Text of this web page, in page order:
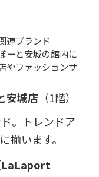
連ブランド
ーと安城の館内に
やファッションサ
安城店 （1階）
。トレンドア
揃います。
LaLaport